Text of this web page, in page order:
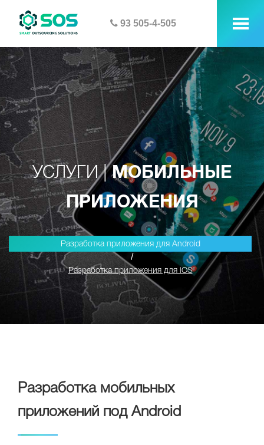
93 505-4-505
УСЛУГИ |МОБИЛЬНЫЕ
ПРИЛОЖЕНИЯ
Разработка приложения для Android
/
Разработка приложения для iOS
Разработка мобильных
приложений под Android